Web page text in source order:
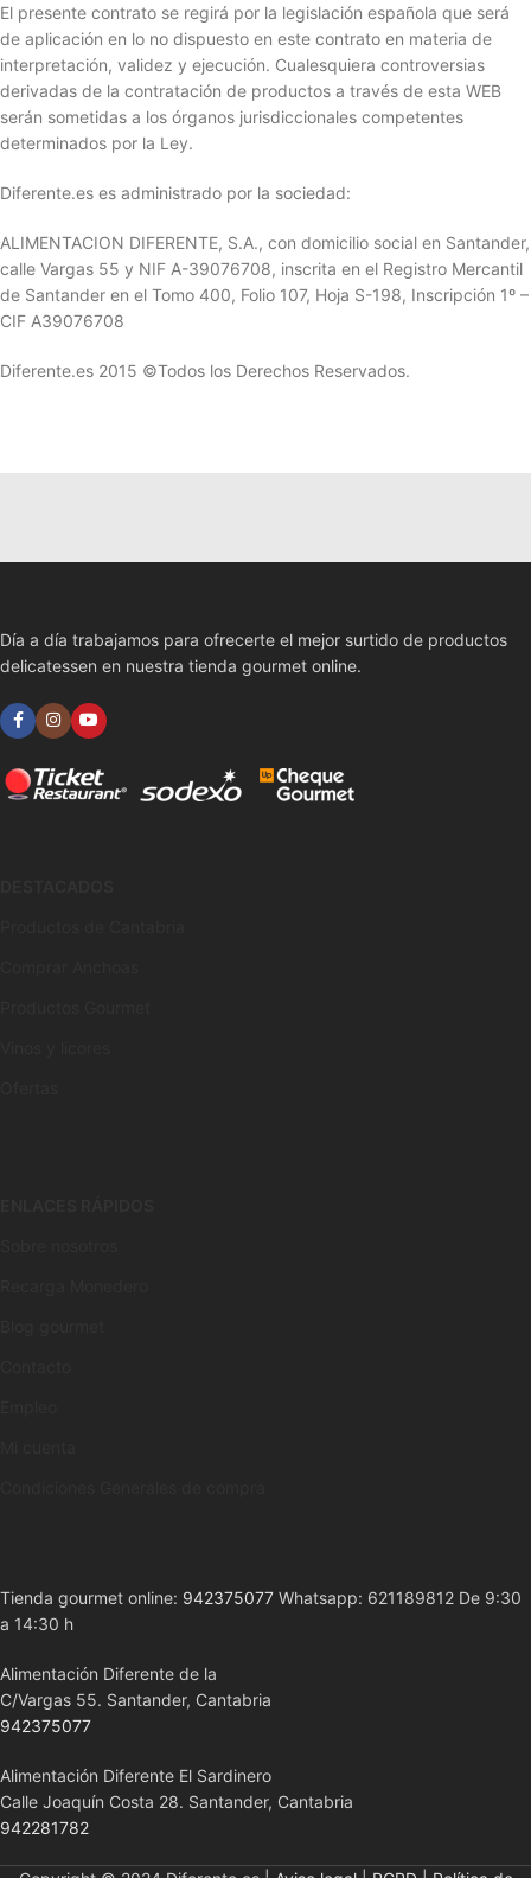
El presente contrato se regirá por la legislación española que será
de aplicación en lo no dispuesto en este contrato en materia de
interpretación, validez y ejecución. Cualesquiera controversias
derivadas de la contratación de productos a través de esta WEB
serán sometidas a los órganos jurisdiccionales competentes
determinados por la Ley.
Diferente.es es administrado por la sociedad:
ALIMENTACION DIFERENTE, S.A., con domicilio social en Santander,
calle Vargas 55 y NIF A-39076708, inscrita en el Registro Mercantil
de Santander en el Tomo 400, Folio 107, Hoja S-198, Inscripción 1º –
CIF A39076708
Diferente.es 2015 ©Todos los Derechos Reservados.
Día a día trabajamos para ofrecerte el mejor surtido de productos
delicatessen en nuestra tienda gourmet online.
Tienda gourmet online: 942375077 Whatsapp: 621189812 De 9:30
a 14:30 h
Alimentación Diferente de la
C/Vargas 55. Santander, Cantabria
942375077
Alimentación Diferente El Sardinero
Calle Joaquín Costa 28. Santander, Cantabria
942281782